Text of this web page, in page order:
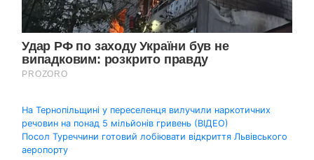
Навігація
записів
На Тернопільщині у переселенця вилучили наркотичних
речовин на понад 5 мільйонів гривень (ВІДЕО)
Посол Туреччини готовий лобіювати відкриття Львівського
аеропорту